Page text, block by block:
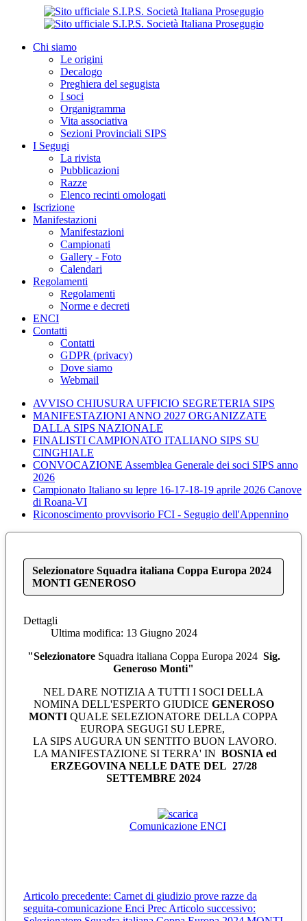
Chi siamo
Le origini
Decalogo
Preghiera del segugista
I soci
Organigramma
Vita associativa
Sezioni Provinciali SIPS
I Segugi
La rivista
Pubblicazioni
Razze
Elenco recinti omologati
Iscrizione
Manifestazioni
Manifestazioni
Campionati
Gallery - Foto
Calendari
Regolamenti
Regolamenti
Norme e decreti
ENCI
Contatti
Contatti
GDPR (privacy)
Dove siamo
Webmail
AVVISO CHIUSURA UFFICIO SEGRETERIA SIPS
MANIFESTAZIONI ANNO 2027 ORGANIZZATE
DALLA SIPS NAZIONALE
FINALISTI CAMPIONATO ITALIANO SIPS SU
CINGHIALE
CONVOCAZIONE Assemblea Generale dei soci SIPS anno
2026
Campionato Italiano su lepre 16-17-18-19 aprile 2026 Canove
di Roana-VI
Riconoscimento provvisorio FCI - Segugio dell'Appennino
Selezionatore Squadra italiana Coppa Europa 2024
MONTI GENEROSO
Dettagli
Ultima modifica: 13 Giugno 2024
"Selezionatore Squadra italiana Coppa Europa 2024 Sig.
Generoso Monti"
NEL DARE NOTIZIA A TUTTI I SOCI DELLA
NOMINA DELL'ESPERTO GIUDICE GENEROSO
MONTI QUALE SELEZIONATORE DELLA COPPA
EUROPA SEGUGI SU LEPRE,
LA SIPS AUGURA UN SENTITO BUON LAVORO.
LA MANIFESTAZIONE SI TERRA' IN BOSNIA ed
ERZEGOVINA NELLE DATE DEL 27/28
SETTEMBRE 2024
Comunicazione ENCI
Articolo precedente: Carnet di giudizio prove razze da
seguita-comunicazione Enci Prec Articolo successivo: